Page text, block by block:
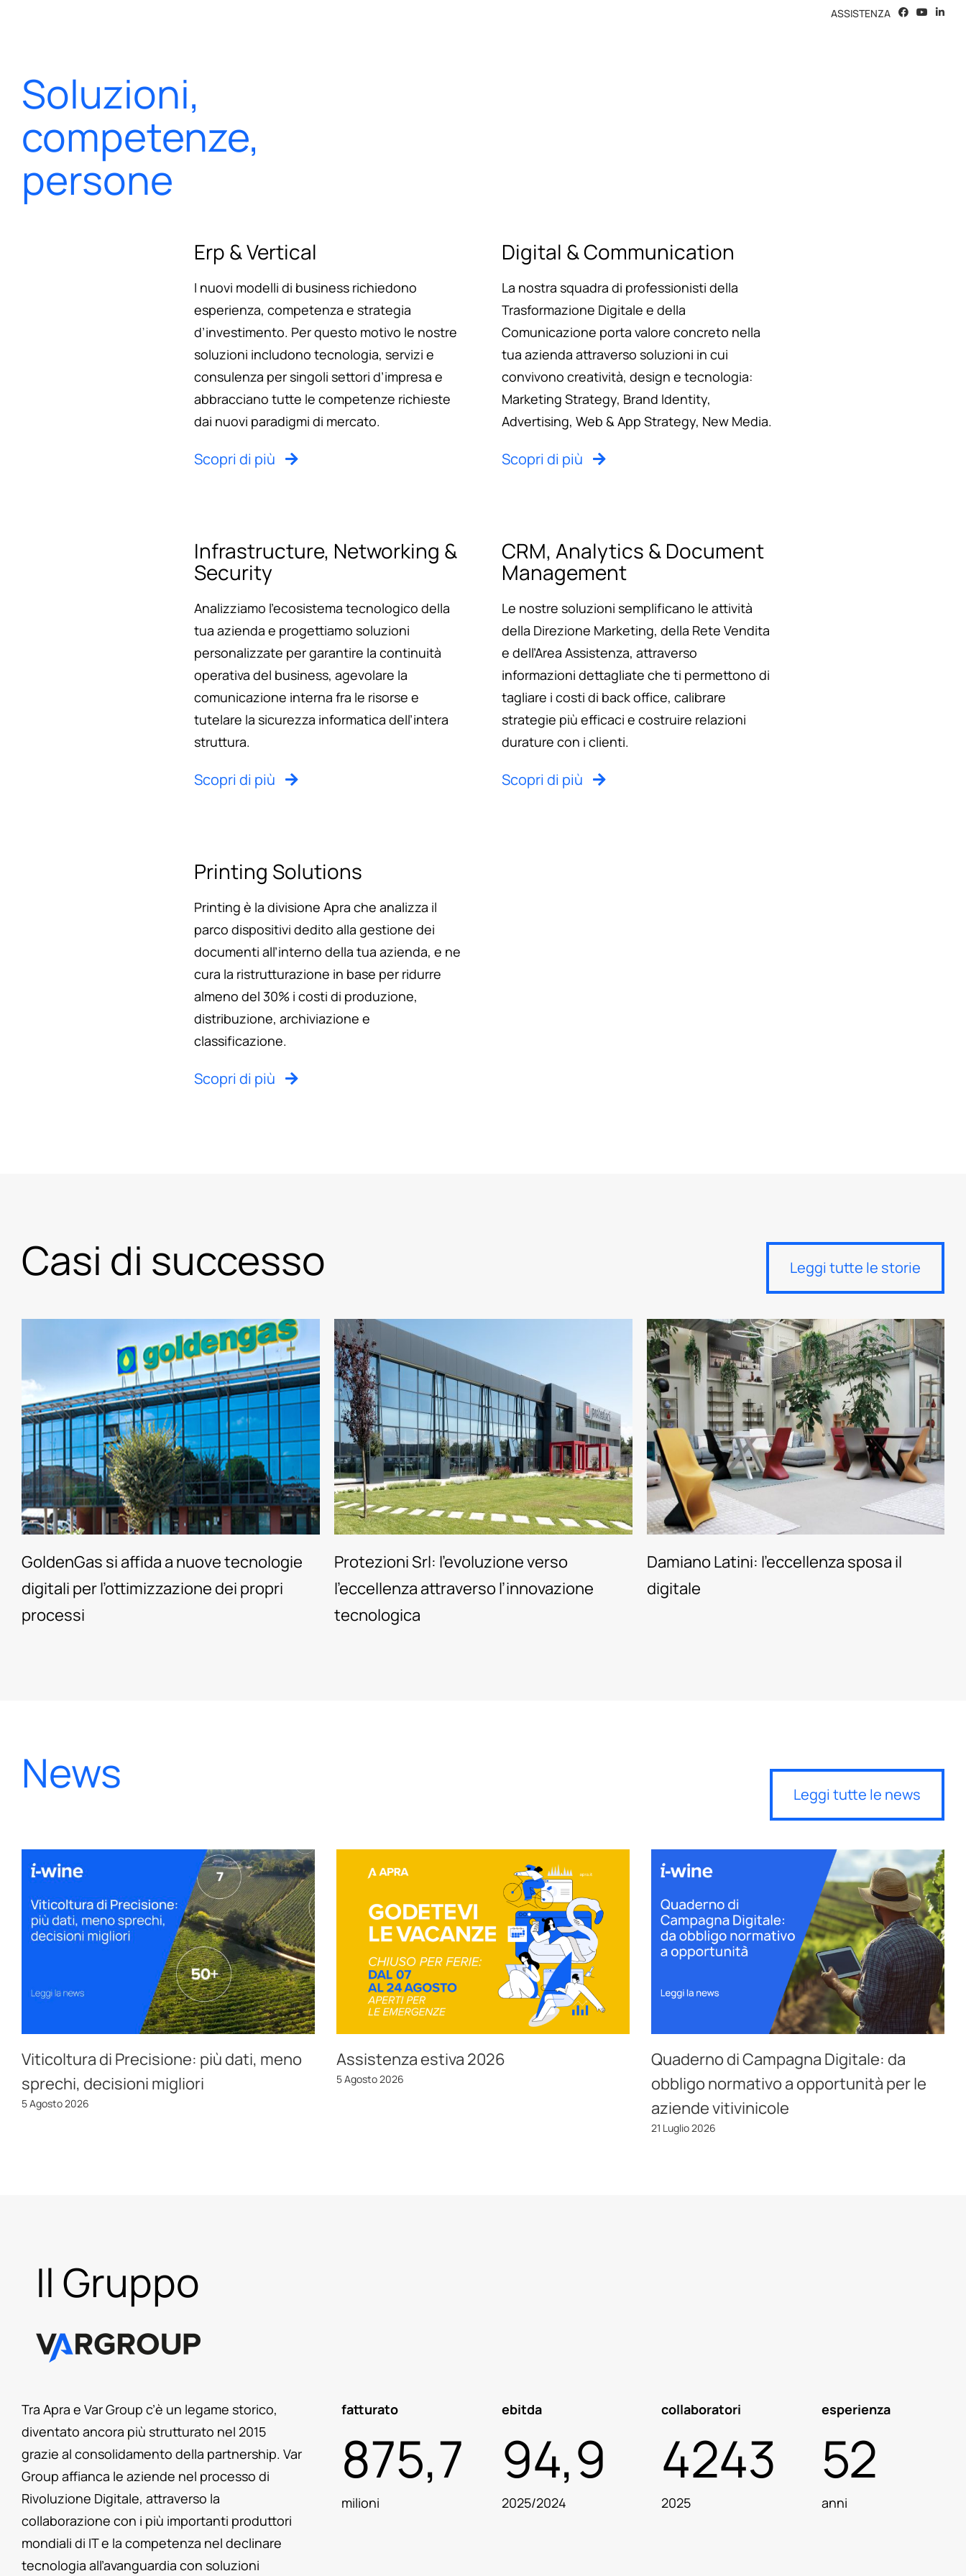
ASSISTENZA
Soluzioni,
competenze,
persone
Erp & Vertical
I nuovi modelli di business richiedono
esperienza, competenza e strategia
d’investimento. Per questo motivo le nostre
soluzioni includono tecnologia, servizi e
consulenza per singoli settori d’impresa e
abbracciano tutte le competenze richieste
dai nuovi paradigmi di mercato.
Scopri di più
Digital & Communication
La nostra squadra di professionisti della
Trasformazione Digitale e della
Comunicazione porta valore concreto nella
tua azienda attraverso soluzioni in cui
convivono creatività, design e tecnologia:
Marketing Strategy, Brand Identity,
Advertising, Web & App Strategy, New Media.
Scopri di più
Infrastructure, Networking &
Security
Analizziamo l’ecosistema tecnologico della
tua azienda e progettiamo soluzioni
personalizzate per garantire la continuità
operativa del business, agevolare la
comunicazione interna fra le risorse e
tutelare la sicurezza informatica dell’intera
struttura.
Scopri di più
CRM, Analytics & Document
Management
Le nostre soluzioni semplificano le attività
della Direzione Marketing, della Rete Vendita
e dell’Area Assistenza, attraverso
informazioni dettagliate che ti permettono di
tagliare i costi di back office, calibrare
strategie più efficaci e costruire relazioni
durature con i clienti.
Scopri di più
Printing Solutions
Printing è la divisione Apra che analizza il
parco dispositivi dedito alla gestione dei
documenti all’interno della tua azienda, e ne
cura la ristrutturazione in base per ridurre
almeno del 30% i costi di produzione,
distribuzione, archiviazione e
classificazione.
Scopri di più
Casi di successo Leggi tutte le storie
GoldenGas si affida a nuove tecnologie
digitali per l’ottimizzazione dei propri
processi
Protezioni Srl: l’evoluzione verso
l’eccellenza attraverso l’innovazione
tecnologica
Damiano Latini: l’eccellenza sposa il
digitale
News Leggi tutte le news
Viticoltura di Precisione: più dati, meno
sprechi, decisioni migliori
5 Agosto 2026
Assistenza estiva 2026
5 Agosto 2026
Quaderno di Campagna Digitale: da
obbligo normativo a opportunità per le
aziende vitivinicole
21 Luglio 2026
Il Gruppo
Tra Apra e Var Group c’è un legame storico,
diventato ancora più strutturato nel 2015
grazie al consolidamento della partnership. Var
Group affianca le aziende nel processo di
Rivoluzione Digitale, attraverso la
collaborazione con i più importanti produttori
mondiali di IT e la competenza nel declinare
tecnologia all’avanguardia con soluzioni
fatturato
875,7
milioni
ebitda
94,9
2025/2024
collaboratori
4243
2025
esperienza
52
anni